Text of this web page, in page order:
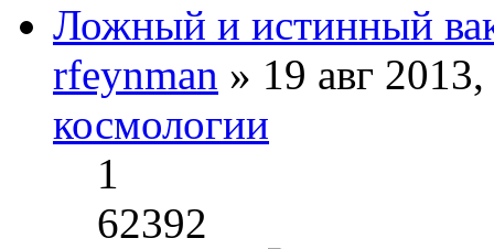
Ложный и истинный
rfeynman » 19 авг
космологии
1
62392